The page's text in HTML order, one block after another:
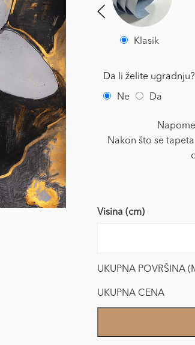
Klasik
Da li želite ugradnju?
Ne Da
Nakon što se
Visina (cm)
UKUPNA POVRŠINA
UKUPNA CENA
Foto
Ekskluzivne